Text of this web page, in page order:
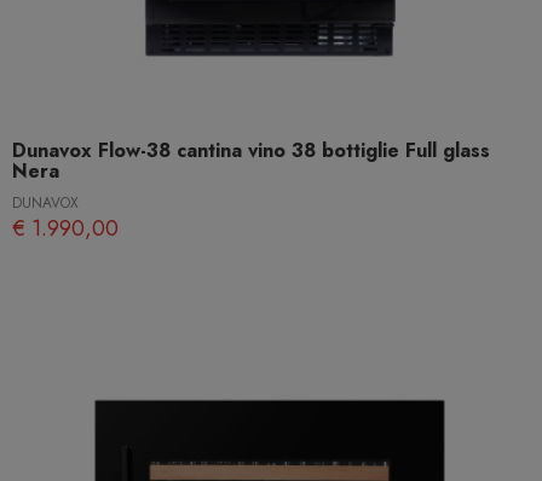
Dunavox Flow-38 cantina vino 38 bottiglie Full glass
Nera
DUNAVOX
€ 1.990,00